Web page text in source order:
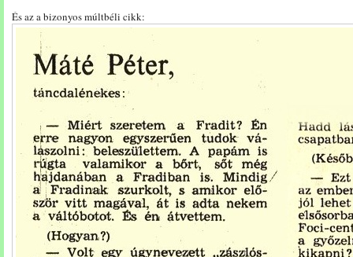
És az a bizonyos múltbéli cikk: